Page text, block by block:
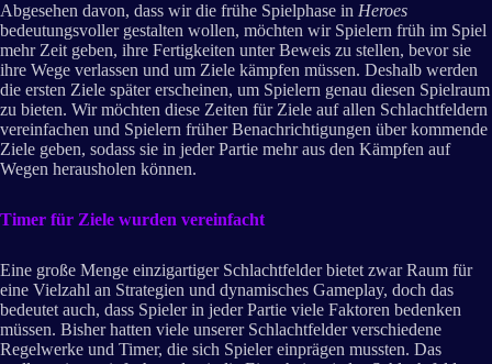
Abgesehen davon, dass wir die frühe Spielphase in Heroes
bedeutungsvoller gestalten wollen, möchten wir Spielern früh im Spiel
mehr Zeit geben, ihre Fertigkeiten unter Beweis zu stellen, bevor sie
ihre Wege verlassen und um Ziele kämpfen müssen. Deshalb werden
die ersten Ziele später erscheinen, um Spielern genau diesen Spielraum
zu bieten. Wir möchten diese Zeiten für Ziele auf allen Schlachtfeldern
vereinfachen und Spielern früher Benachrichtigungen über kommende
Ziele geben, sodass sie in jeder Partie mehr aus den Kämpfen auf
Wegen herausholen können.
Timer für Ziele wurden vereinfacht
Eine große Menge einzigartiger Schlachtfelder bietet zwar Raum für
eine Vielzahl an Strategien und dynamisches Gameplay, doch das
bedeutet auch, dass Spieler in jeder Partie viele Faktoren bedenken
müssen. Bisher hatten viele unserer Schlachtfelder verschiedene
Regelwerke und Timer, die sich Spieler einprägen mussten. Das